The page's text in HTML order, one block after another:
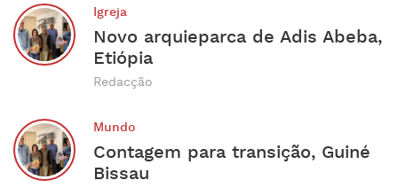
Igreja
Novo arquieparca de Adis Abeba,
Etiópia
Redacção
Mundo
Contagem para transição, Guiné
Bissau